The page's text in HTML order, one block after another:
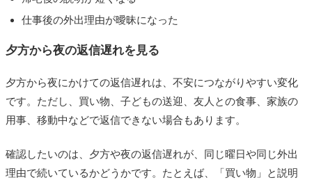
仕事後の外出理由が曖昧になった
夕方から夜の返信遅れを見る
夕方から夜にかけての返信遅れは、不安につながりやすい変化
です。ただし、買い物、子どもの送迎、友人との食事、家族の
用事、移動中などで返信できない場合もあります。
確認したいのは、夕方や夜の返信遅れが、同じ曜日や同じ外出
理由で続いているかどうかです。たとえば、「買い物」と説明